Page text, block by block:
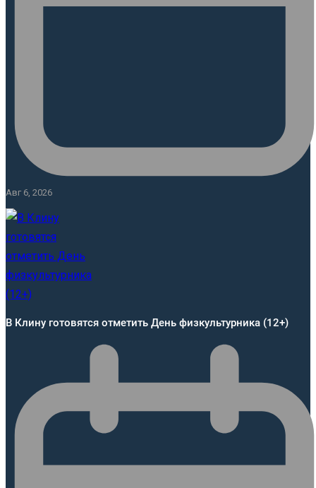
Авг 6, 2026
В Клину готовятся отметить День физкультурника (12+)